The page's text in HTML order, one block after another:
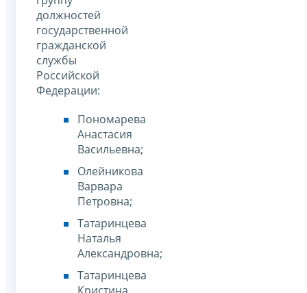
должностей
государственной
гражданской
службы
Российской
Федерации:
Пономарева
Анастасия
Васильевна;
Олейникова
Варвара
Петровна;
Татаринцева
Наталья
Александровна;
Татаринцева